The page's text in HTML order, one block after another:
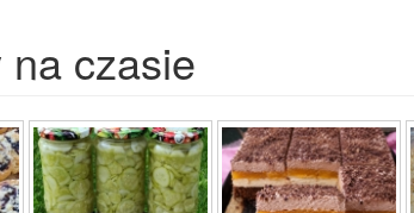
na czasie